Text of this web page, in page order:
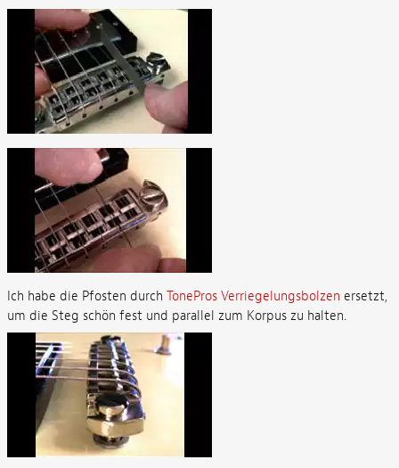
Ich habe die Pfosten durch TonePros Verriegelungsbolzen ersetzt,
um die Steg schön fest und parallel zum Korpus zu halten.